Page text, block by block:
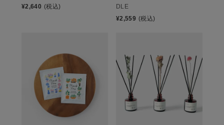
¥2,640 (税込)
DLE
¥2,559 (税込)